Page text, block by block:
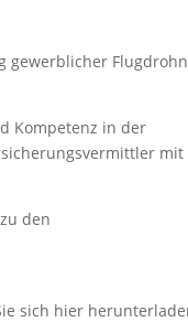
gewerblicher
Kompetenz in der
mit
den
sich hier